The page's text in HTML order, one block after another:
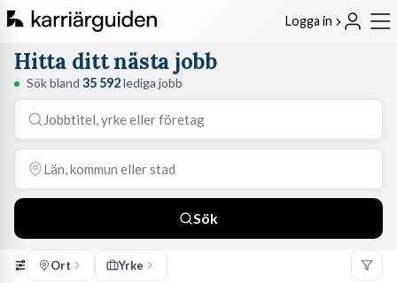
Logga in
Hitta ditt nästa jobb
Sök bland 35 592lediga jobb
Sök
Ort Yrke